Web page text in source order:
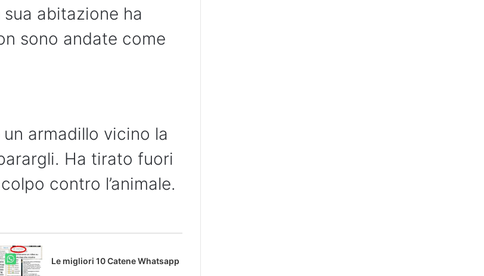
abitazione ha
sono andate come
armadillo vicino la
Ha tirato fuori
contro l’animale.
Le migliori 10 Catene Whatsapp